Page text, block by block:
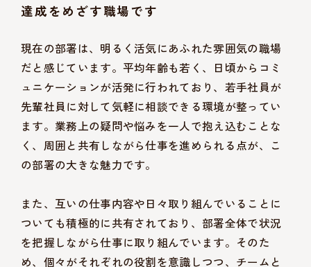
達成をめざす職場です
現在の部署は、明るく活気にあふれた雰囲気の職場
だと感じています。平均年齢も若く、日頃からコミ
ュニケーションが活発に行われており、若手社員が
先輩社員に対して気軽に相談できる環境が整ってい
ます。業務上の疑問や悩みを一人で抱え込むことな
く、周囲と共有しながら仕事を進められる点が、こ
の部署の大きな魅力です。
また、互いの仕事内容や日々取り組んでいることに
ついても積極的に共有されており、部署全体で状況
を把握しながら仕事に取り組んでいます。そのた
め、個々がそれぞれの役割を意識しつつ、チームと